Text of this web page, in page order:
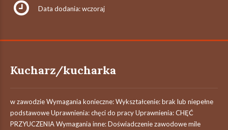
Data dodania: wczoraj
Kucharz/kucharka
w zawodzie Wymagania konieczne: Wykształcenie: brak lub niepełne
podstawowe Uprawnienia: chęci do pracy Uprawnienia: CHĘĆ
PRZYUCZENIA Wymagania inne: Doświadczenie zawodowe mile